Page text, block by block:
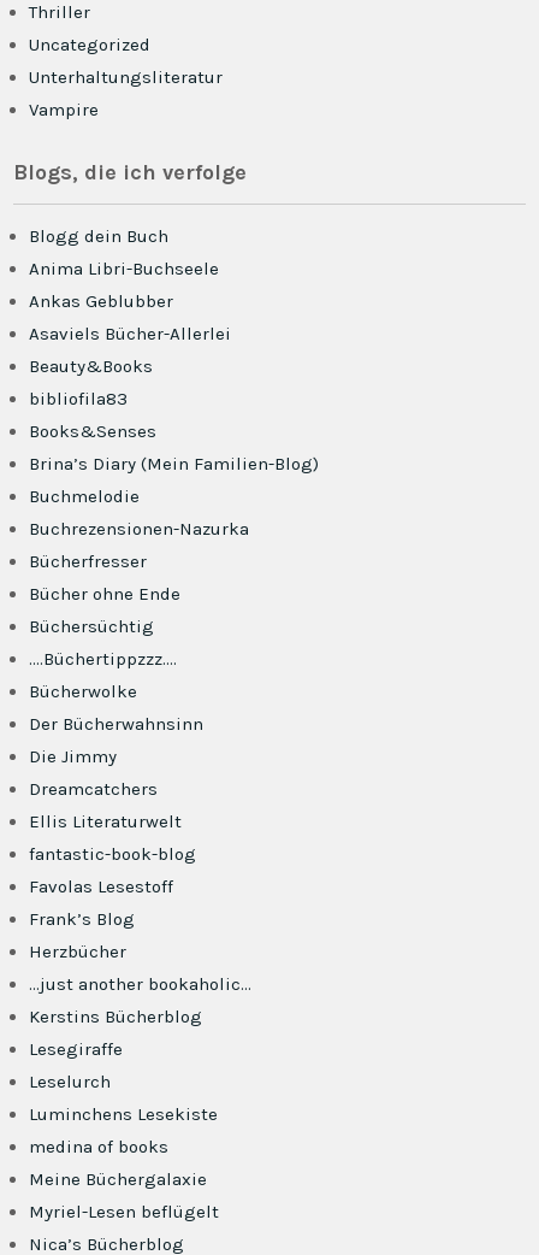
Thriller
Uncategorized
Unterhaltungsliteratur
Vampire
Blogs, die ich verfolge
Blogg dein Buch
Anima Libri-Buchseele
Ankas Geblubber
Asaviels Bücher-Allerlei
Beauty&Books
bibliofila83
Books&Senses
Brina’s Diary (Mein Familien-Blog)
Buchmelodie
Buchrezensionen-Nazurka
Bücherfresser
Bücher ohne Ende
Büchersüchtig
….Büchertippzzz….
Bücherwolke
Der Bücherwahnsinn
Die Jimmy
Dreamcatchers
Ellis Literaturwelt
fantastic-book-blog
Favolas Lesestoff
Frank’s Blog
Herzbücher
…just another bookaholic…
Kerstins Bücherblog
Lesegiraffe
Leselurch
Luminchens Lesekiste
medina of books
Meine Büchergalaxie
Myriel-Lesen beflügelt
Nica’s Bücherblog